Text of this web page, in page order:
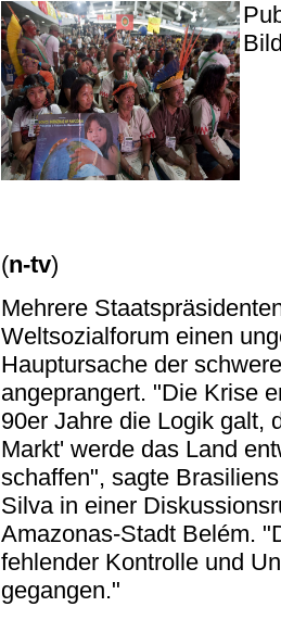
(n-tv)
Mehrere
Weltsozialforum einen
Hauptursache der
angeprangert. "Die Krise
90er Jahre die Logik galt,
Markt' werde das Land
schaffen", sagte
Silva in einer
Amazonas-Stadt Belém.
fehlender Kontrolle und
gegangen."